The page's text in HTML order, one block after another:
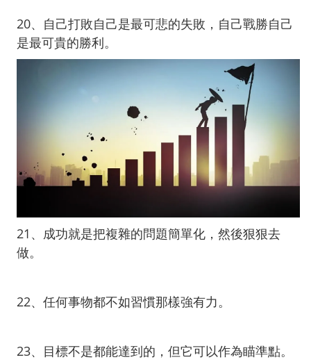
20、自己打敗自己是最可悲的失敗，自己戰勝自己
是最可貴的勝利。
21、成功就是把複雜的問題簡單化，然後狠狠去
做。
22、任何事物都不如習慣那樣強有力。
23、目標不是都能達到的，但它可以作為瞄準點。